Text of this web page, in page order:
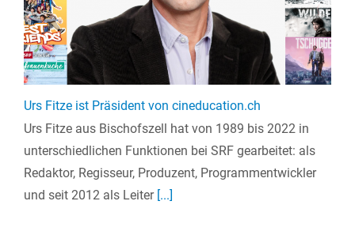
Urs Fitze ist Präsident von cineducation.ch
Urs Fitze aus Bischofszell hat von 1989 bis 2022 in
unterschiedlichen Funktionen bei SRF gearbeitet: als
Redaktor, Regisseur, Produzent, Programmentwickler
und seit 2012 als Leiter[...]